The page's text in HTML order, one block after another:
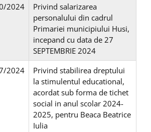
2024
Privind salarizarea
personalului din cadrul
Primariei municipiului Husi,
incepand cu data de 27
SEPTEMBRIE 2024
2024
Privind stabilirea dreptului
la stimulentul educational,
acordat sub forma de tichet
social in anul scolar 2024-
2025, pentru Beaca Beatrice
Iulia